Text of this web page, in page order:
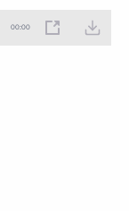
00:00